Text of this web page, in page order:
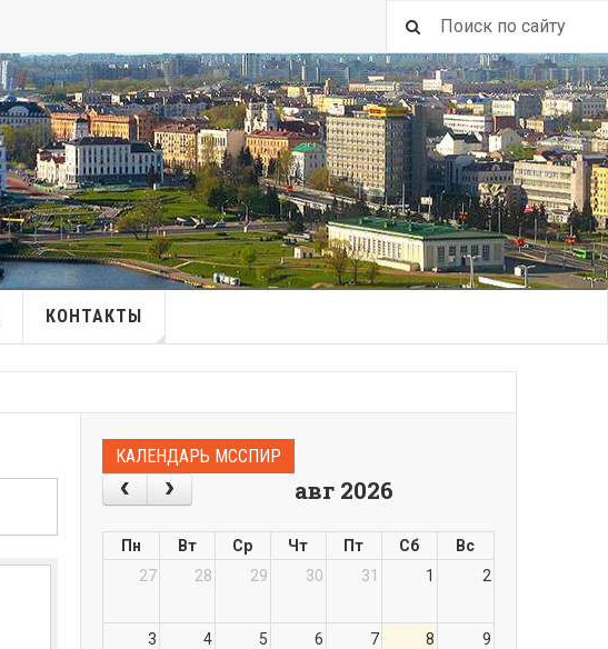
КОНТАКТЫ
КАЛЕНДАРЬ МССПИР
авг 2026
Пн Вт Ср Чт Пт Сб
Вс
27
28 29 30 31 1 2
3 4 5 6 7 8 9